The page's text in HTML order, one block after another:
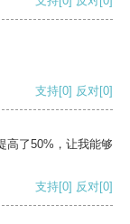
支持[0] 反对[0]
高了50%，让我能够
支持[0] 反对[0]